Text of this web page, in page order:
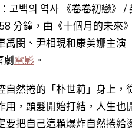
백의 역사 《卷卷初戀》 /
分鐘，由《十個月的未來
禹閔、尹相現和康美娜主演
劇電影 。
自然捲的「朴世莉」身上
用，頭髮開始打結，人生也
要把自己這顆爆炸自然捲